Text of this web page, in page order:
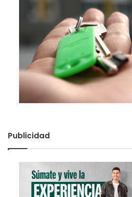
Publicidad